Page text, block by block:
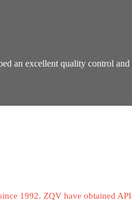
excellent quality control and
1992. ZQV have obtained